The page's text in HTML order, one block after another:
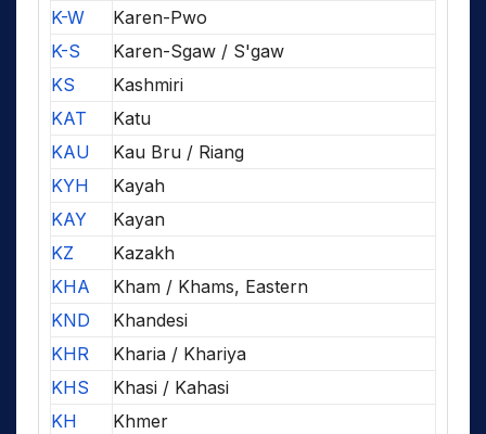
K-W
Karen-Pwo
K-S
Karen-Sgaw / S'gaw
KS
Kashmiri
KAT
Katu
KAU
Kau Bru / Riang
KYH
Kayah
KAY
Kayan
KZ
Kazakh
KHA
Kham / Khams, Eastern
KND
Khandesi
KHR
Kharia / Khariya
KHS
Khasi / Kahasi
KH
Khmer